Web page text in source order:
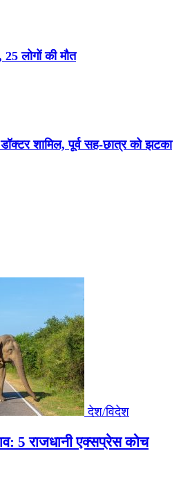
लोगों की मौत
शामिल, पूर्व सह-छात्र को झटका
देश/विदेश
5 राजधानी एक्सप्रेस कोच